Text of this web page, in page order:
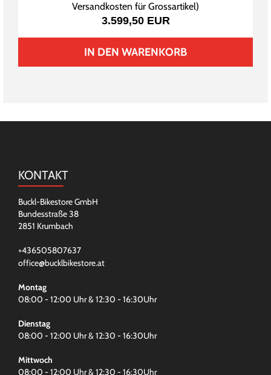
Versandkosten für Grossartikel)
3.599,50 EUR
IN DEN WARENKORB
KONTAKT
Buckl-Bikestore GmbH
Bundesstraße 38
2851 Krumbach
+436505807637
office@bucklbikestore.at
Montag
08:00 - 12:00 Uhr & 12:30 - 16:30Uhr
Dienstag
08:00 - 12:00 Uhr & 12:30 - 16:30Uhr
Mittwoch
08:00 - 12:00 Uhr & 12:30 - 16:30Uhr